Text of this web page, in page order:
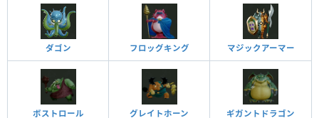
ダゴン フロッグキング マジックアーマー
ボストロール グレイトホーン ギガントドラゴン